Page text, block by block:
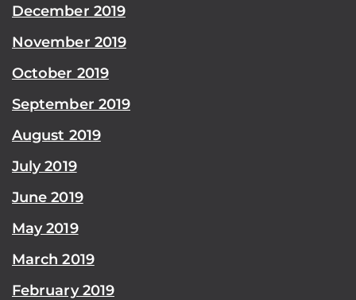
December 2019
November 2019
October 2019
September 2019
August 2019
July 2019
June 2019
May 2019
March 2019
February 2019